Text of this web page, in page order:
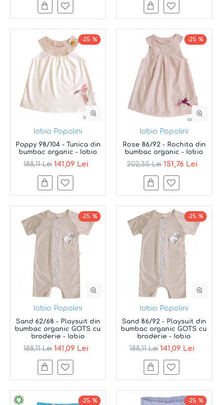
-25 %
Iobio Popolini
Poppy 98/104 - Tunica din
bumbac organic - Iobio
188,11 Lei 141,09 Lei
-25 %
Iobio Popolini
Rose 86/92 - Rochita din
bumbac organic - Iobio
202,35 Lei 151,76 Lei
-25 %
Iobio Popolini
Sand 62/68 - Playsuit din
bumbac organic GOTS cu
broderie - Iobio
188,11 Lei 141,09 Lei
-25 %
Iobio Popolini
Sand 86/92 - Playsuit din
bumbac organic GOTS cu
broderie - Iobio
188,11 Lei 141,09 Lei
-25 % -25 %